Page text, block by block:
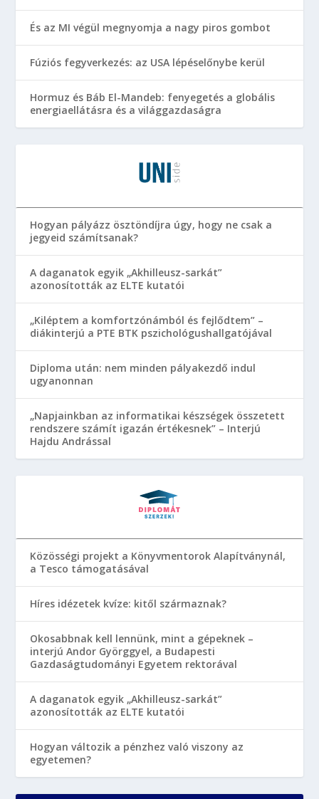
És az MI végül megnyomja a nagy piros gombot
Fúziós fegyverkezés: az USA lépéselőnybe kerül
Hormuz és Báb El-Mandeb: fenyegetés a globális
energiaellátásra és a világgazdaságra
Hogyan pályázz ösztöndíjra úgy, hogy ne csak a
jegyeid számítsanak?
A daganatok egyik „Akhilleusz-sarkát”
azonosították az ELTE kutatói
„Kiléptem a komfortzónámból és fejlődtem” –
diákinterjú a PTE BTK pszichológushallgatójával
Diploma után: nem minden pályakezdő indul
ugyanonnan
„Napjainkban az informatikai készségek összetett
rendszere számít igazán értékesnek” – Interjú
Hajdu Andrással
Közösségi projekt a Könyvmentorok Alapítványnál,
a Tesco támogatásával
Híres idézetek kvíze: kitől származnak?
Okosabbnak kell lennünk, mint a gépeknek –
interjú Andor Györggyel, a Budapesti
Gazdaságtudományi Egyetem rektorával
A daganatok egyik „Akhilleusz-sarkát”
azonosították az ELTE kutatói
Hogyan változik a pénzhez való viszony az
egyetemen?